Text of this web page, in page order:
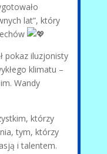
lat”, który
pokaz iluzjonisty
klimatu –
Wandy
którzy
tym, którzy
i talentem.